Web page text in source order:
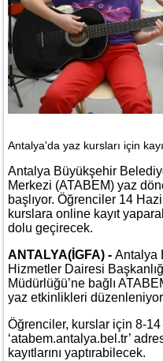
Antalya'da yaz kursları için
Antalya Büyükşehir
Merkezi (ATABEM) yaz
başlıyor. Öğrenciler 14
kurslara online kayıt
dolu geçirecek.
ANTALYA(İGFA) - Antalya
Hizmetler Dairesi
Müdürlüğü’ne bağlı
yaz etkinlikleri
Öğrenciler, kurslar için 8-
‘atabem.antalya.bel.tr’
kayıtlarını yaptırabilecek.